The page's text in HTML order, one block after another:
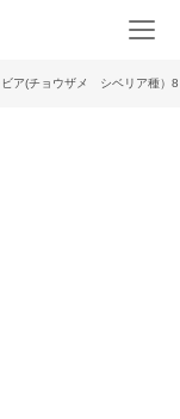
ビア(チョウザメ シベリア種）